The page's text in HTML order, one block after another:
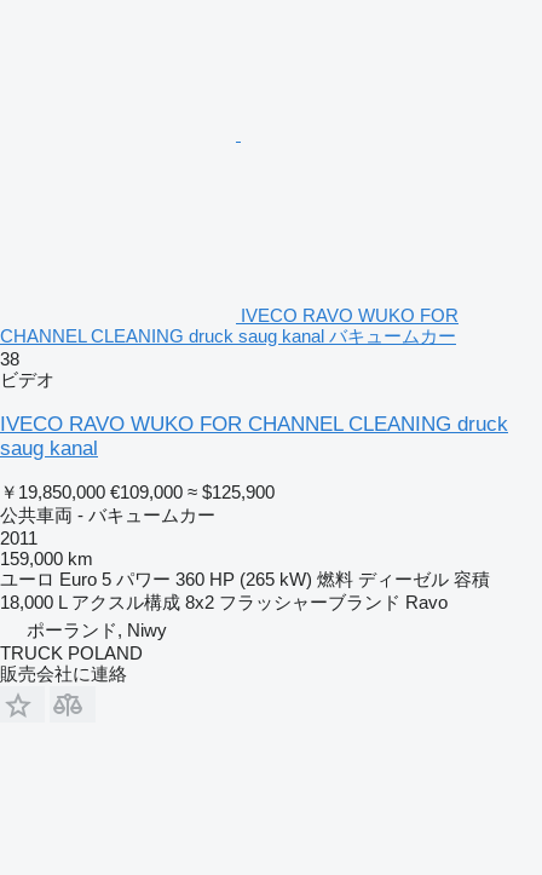
IVECO RAVO WUKO FOR
CHANNEL CLEANING druck saug kanal バキュームカー
38
ビデオ
IVECO RAVO WUKO FOR CHANNEL CLEANING druck
saug kanal
￥19,850,000 €109,000 ≈ $125,900
公共車両 - バキュームカー
2011
159,000 km
ユーロ Euro 5 パワー 360 HP (265 kW) 燃料 ディーゼル 容積
18,000 L アクスル構成 8x2 フラッシャーブランド Ravo
ポーランド, Niwy
TRUCK POLAND
販売会社に連絡